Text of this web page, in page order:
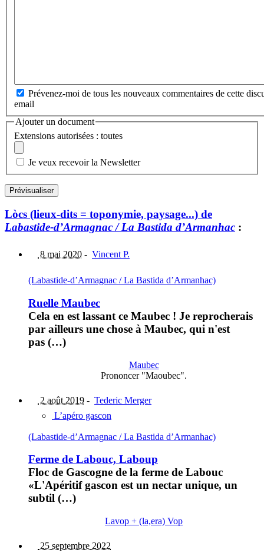
Prévenez-moi de tous les nouveaux commentaires de cette
email
Ajouter un document
Extensions autorisées : toutes
Je veux recevoir la Newsletter
Lòcs (lieux-dits = toponymie, paysage...) de
Labastide-d’Armagnac / La Bastida d’Armanhac :
8 mai 2020 - Vincent P.
(Labastide-d’Armagnac / La Bastida d’Armanhac)
Ruelle Maubec
Cela en est lassant ce Maubec ! Je reprocherais
par ailleurs une chose à Maubec, qui n'est
pas (…)
Maubec
Prononcer "Maoubec".
2 août 2019 - Tederic Merger
L’apéro gascon
(Labastide-d’Armagnac / La Bastida d’Armanhac)
Ferme de Labouc, Laboup
Floc de Gascogne de la ferme de Labouc
«L'Apéritif gascon est un nectar unique, un
subtil (…)
Lavop + (la,era) Vop
25 septembre 2022